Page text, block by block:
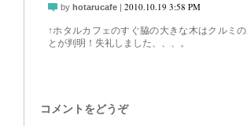
by hotarucafe | 2010.10.19 3:58 PM
↑ホタルカフェのすぐ脇の大きな木はクルミ
とが判明！失礼しました、、、。
コメントをどうぞ